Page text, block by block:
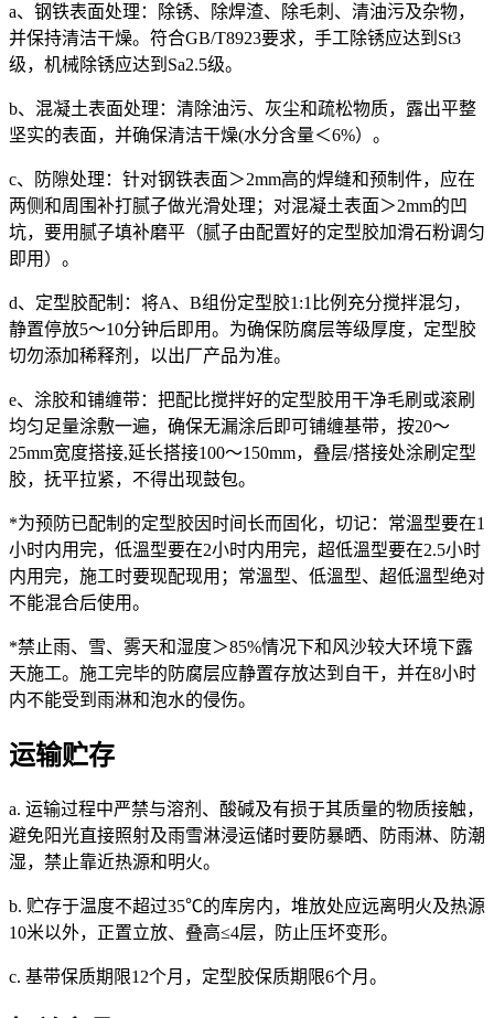
a、钢铁表面处理：除锈、除焊渣、除毛刺、清油污及杂物，
并保持清洁干燥。符合GB/T8923要求，手工除锈应达到St3
级，机械除锈应达到Sa2.5级。
b、混凝土表面处理：清除油污、灰尘和疏松物质，露出平整
坚实的表面，并确保清洁干燥(水分含量＜6%）。
c、防隙处理：针对钢铁表面＞2mm高的焊缝和预制件，应在
两侧和周围补打腻子做光滑处理；对混凝土表面＞2mm的凹
坑，要用腻子填补磨平（腻子由配置好的定型胶加滑石粉调匀
即用）。
d、定型胶配制：将A、B组份定型胶1:1比例充分搅拌混匀，
静置停放5～10分钟后即用。为确保防腐层等级厚度，定型胶
切勿添加稀释剂，以出厂产品为准。
e、涂胶和铺缠带：把配比搅拌好的定型胶用干净毛刷或滚刷
均匀足量涂敷一遍，确保无漏涂后即可铺缠基带，按20～
25mm宽度搭接,延长搭接100～150mm，叠层/搭接处涂刷定型
胶，抚平拉紧，不得出现鼓包。
*为预防已配制的定型胶因时间长而固化，切记：常溫型要在1
小时内用完，低溫型要在2小时内用完，超低溫型要在2.5小时
内用完，施工时要现配现用；常溫型、低溫型、超低溫型绝对
不能混合后使用。
*禁止雨、雪、雾天和湿度＞85%情况下和风沙较大环境下露
天施工。施工完毕的防腐层应静置存放达到自干，并在8小时
内不能受到雨淋和泡水的侵伤。
运输贮存
a. 运输过程中严禁与溶剂、酸碱及有损于其质量的物质接触，
避免阳光直接照射及雨雪淋浸运储时要防暴晒、防雨淋、防潮
湿，禁止靠近热源和明火。
b. 贮存于温度不超过35℃的库房内，堆放处应远离明火及热源
10米以外，正置立放、叠高≤4层，防止压坏变形。
c. 基带保质期限12个月，定型胶保质期限6个月。